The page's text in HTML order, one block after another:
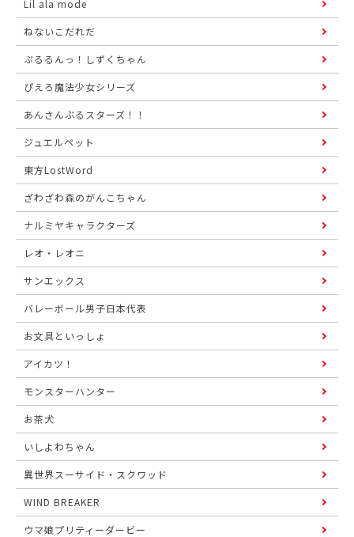
Lil ala mode
ねないこだれだ
ぷるるんっ！しずくちゃん
ぴえろ魔法少女シリーズ
あんさんぶるスターズ！！
ジュエルペット
東方LostWord
ざわざわ森のがんこちゃん
ナルミヤキャラクターズ
レオ・レオニ
サンエックス
バレーボール男子日本代表
お文具といっしょ
アイカツ！
モンスターハンター
お茶犬
いしよわちゃん
異世界スーサイド・スクワッド
WIND BREAKER
ウマ娘プリティーダービー